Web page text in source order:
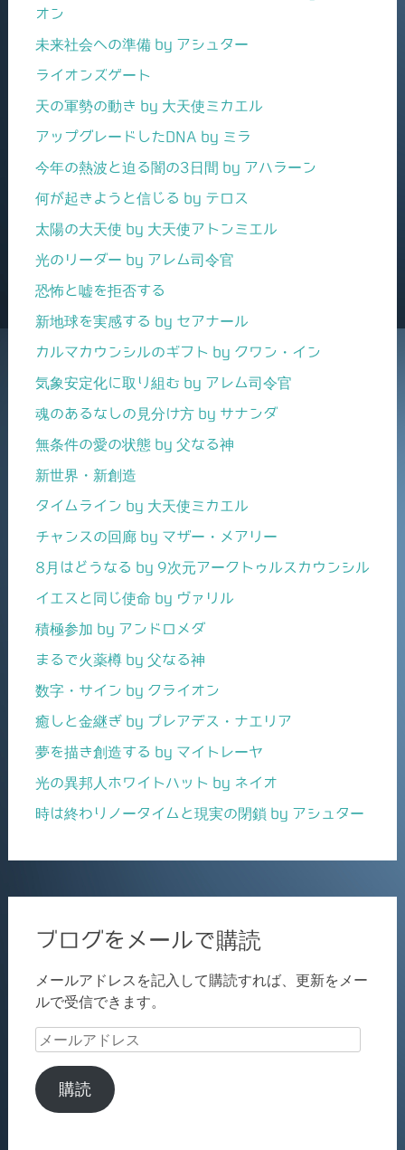
オン
未来社会への準備 by アシュター
ライオンズゲート
天の軍勢の動き by 大天使ミカエル
アップグレードしたDNA by ミラ
今年の熱波と迫る闇の3日間 by アハラーン
何が起きようと信じる by テロス
太陽の大天使 by 大天使アトンミエル
光のリーダー by アレム司令官
恐怖と嘘を拒否する
新地球を実感する by セアナール
カルマカウンシルのギフト by クワン・イン
気象安定化に取り組む by アレム司令官
魂のあるなしの見分け方 by サナンダ
無条件の愛の状態 by 父なる神
新世界・新創造
タイムライン by 大天使ミカエル
チャンスの回廊 by マザー・メアリー
8月はどうなる by 9次元アークトゥルスカウンシル
イエスと同じ使命 by ヴァリル
積極参加 by アンドロメダ
まるで火薬樽 by 父なる神
数字・サイン by クライオン
癒しと金継ぎ by プレアデス・ナエリア
夢を描き創造する by マイトレーヤ
光の異邦人ホワイトハット by ネイオ
時は終わりノータイムと現実の閉鎖 by アシュター
ブログをメールで購読
メールアドレスを記入して購読すれば、更新をメー
ルで受信できます。
メ
ル
ア
購読